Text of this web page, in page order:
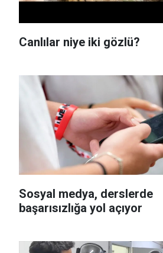
Canlılar niye iki gözlü?
Sosyal medya, derslerde
başarısızlığa yol açıyor